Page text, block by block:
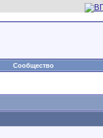
Сообщество